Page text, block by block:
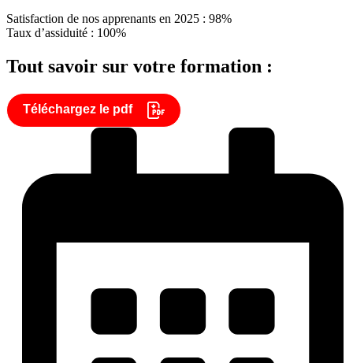
Satisfaction de nos apprenants en 2025 : 98%
Taux d’assiduité : 100%
Tout savoir sur votre formation :
Téléchargez le pdf